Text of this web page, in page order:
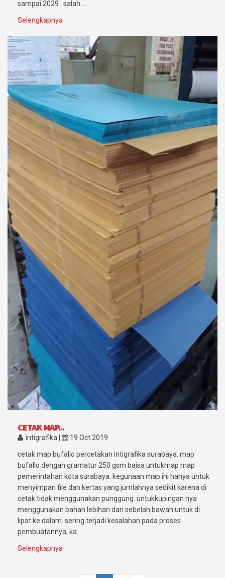
sampai 2029 . salah ...
Selengkapnya
CETAK MAP...
intigrafika | 19 Oct 2019
cetak map bufallo percetakan intigrafika surabaya. map
bufallo dengan gramatur 250 gsm baisa untukmap map
pemerintahan kota surabaya. kegunaan map ini hanya untuk
menyimpan file dan kertas yang jumlahnya sedikit karena di
cetak tidak menggunakan punggung. untukkupingan nya
menggunakan bahan lebihan dari sebelah bawah untuk di
lipat ke dalam. sering terjadi kesalahan pada proses
pembuatannya, ka...
Selengkapnya